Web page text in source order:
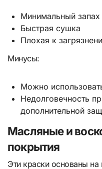
Минимальный запах
Быстрая сушка
Плохая к
Минусы:
Можно
Недолговечность
дополнительной
Масляные и
покрытия
Эти краски основаны